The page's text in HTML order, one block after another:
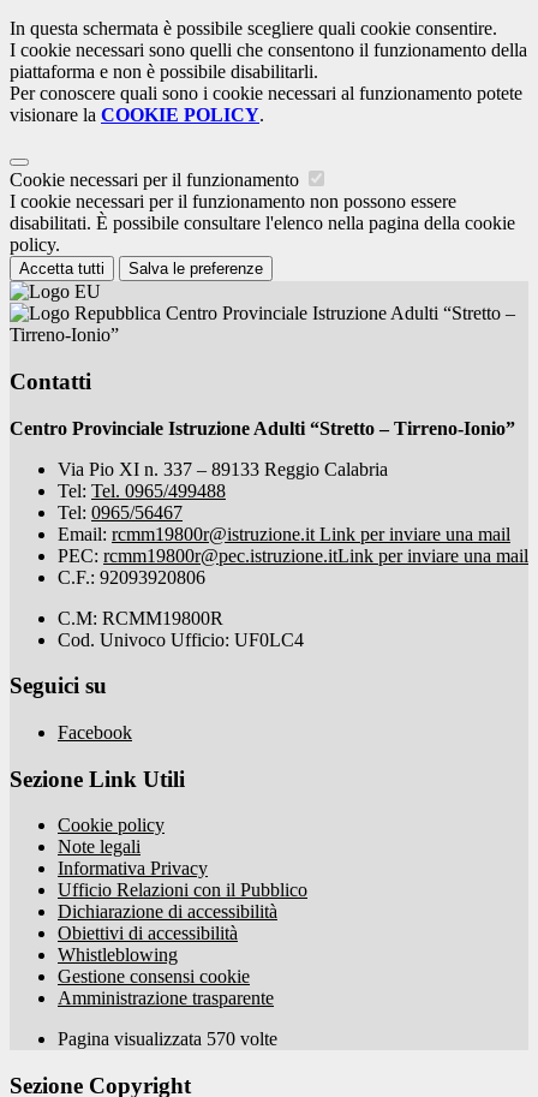
In questa schermata è possibile scegliere quali cookie consentire.
I cookie necessari sono quelli che consentono il funzionamento della
piattaforma e non è possibile disabilitarli.
Per conoscere quali sono i cookie necessari al funzionamento potete
visionare la COOKIE POLICY.
Cookie necessari per il funzionamento
I cookie necessari per il funzionamento non possono essere
disabilitati. È possibile consultare l'elenco nella pagina della cookie
policy.
Accetta tutti Salva le preferenze
Centro Provinciale Istruzione Adulti “Stretto –
Tirreno-Ionio”
Contatti
Centro Provinciale Istruzione Adulti “Stretto – Tirreno-Ionio”
Via Pio XI n. 337 – 89133 Reggio Calabria
Tel: Tel. 0965/499488
Tel: 0965/56467
Email: rcmm19800r@istruzione.it Link per inviare una mail
PEC: rcmm19800r@pec.istruzione.itLink per inviare una mail
C.F.: 92093920806
C.M: RCMM19800R
Cod. Univoco Ufficio: UF0LC4
Seguici su
Facebook
Sezione Link Utili
Cookie policy
Note legali
Informativa Privacy
Ufficio Relazioni con il Pubblico
Dichiarazione di accessibilità
Obiettivi di accessibilità
Whistleblowing
Gestione consensi cookie
Amministrazione trasparente
Pagina visualizzata 570 volte
Sezione Copyright